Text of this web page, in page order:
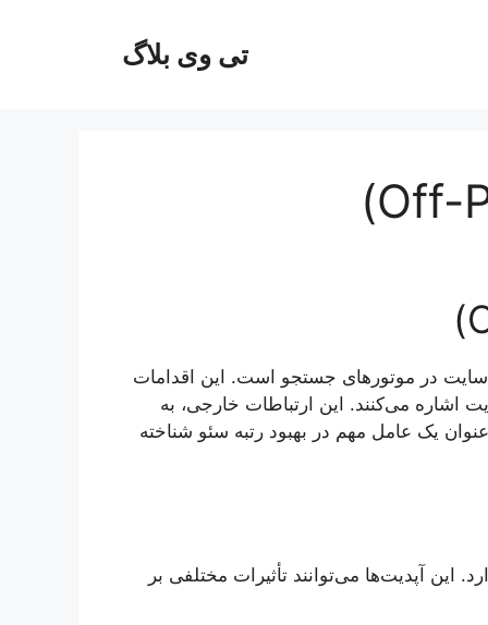
تی وی بلاگ
)
در موتورهای جستجو است. این اقدامات
اشاره می‌کنند. این ارتباطات خارجی، به
یک عامل مهم در بهبود رتبه سئو شناخته
این آپدیت‌ها می‌توانند تأثیرات مختلفی بر